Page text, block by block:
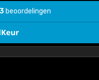
beoordelingen